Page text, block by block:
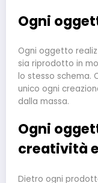
Ogni
Ogni oggetto
sia riprodotto in
lo stesso schema.
unico ogni
dalla massa.
Ogni
creatività
Dietro ogni